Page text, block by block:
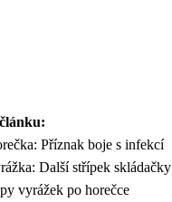
Příznak boje s infekcí
Další střípek skládačky
vyrážek po horečce